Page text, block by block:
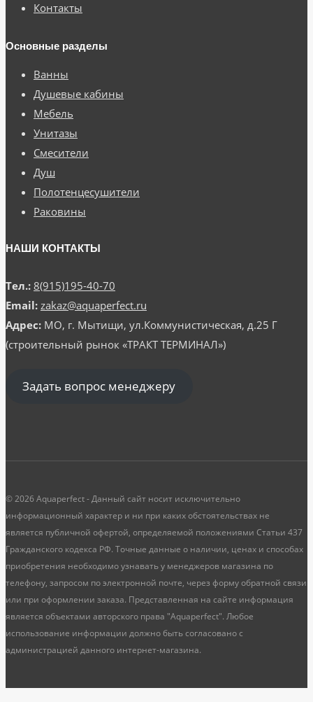
Контакты
Основные разделы
Ванны
Душевые кабины
Мебель
Унитазы
Смесители
Душ
Полотенцесушители
Раковины
НАШИ КОНТАКТЫ
Тел.: 8(915)195-40-70
Email: zakaz@aquaperfect.ru
Адрес: МО, г. Мытищи, ул.Коммунистическая, д.25 Г
(строительный рынок «ТРАКТ ТЕРМИНАЛ»)
Задать вопрос менеджеру
© 2026 Aquaperfect - Данный сайт носит исключительно
информационный характер и ни при каких обстоятельствах не
является публичной офертой, определяемой положениями Статьи 437
Гражданского кодекса РФ. Точные данные о наличии, ценах и способах
приобретения необходимо узнавать у менеджеров магазина по
телефону, запросом по электронной почте, через форму обратной связи
или при оформлении заказа. Представленная на сайте информация
является объектами авторского права "Aquaperfect". Любое
использование информации должно быть согласовано с
администрацией данного интернет-магазина.